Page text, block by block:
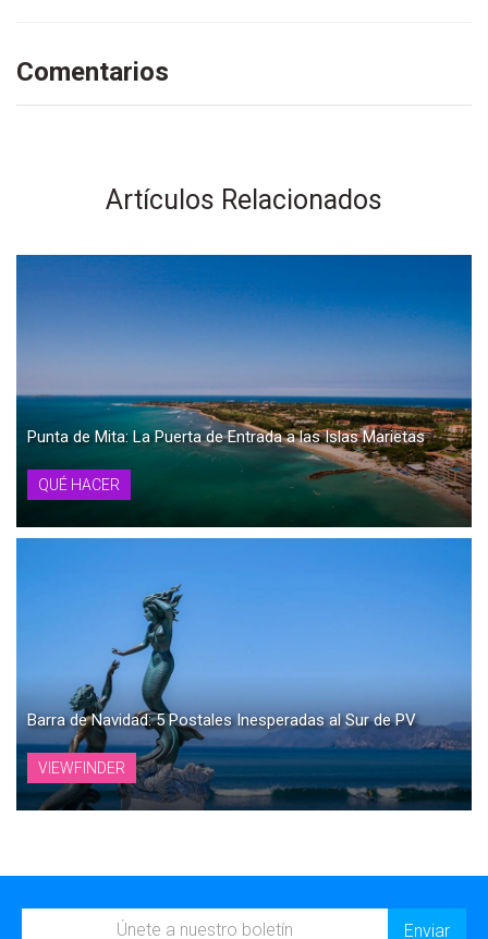
Comentarios
Artículos Relacionados
Punta de Mita: La Puerta de Entrada a las Islas Marietas
QUÉ HACER
Barra de Navidad: 5 Postales Inesperadas al Sur de PV
VIEWFINDER